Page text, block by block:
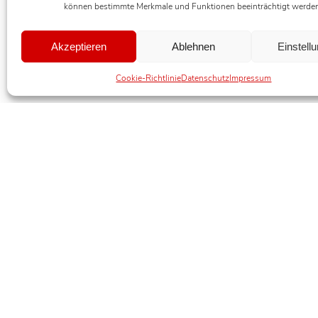
können bestimmte Merkmale und Funktionen beeinträchtigt
Akzeptieren Ablehnen
Cookie-RichtlinieDatenschutzImpressum